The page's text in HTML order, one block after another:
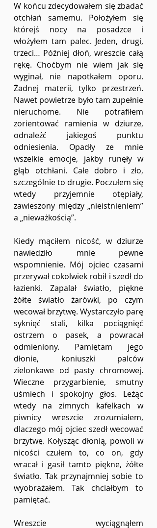
W końcu zdecydowałem się zbadać
otchłań samemu. Położyłem się
którejś nocy na posadzce i
włożyłem tam palec. Jeden, drugi,
trzeci… Później dłoń, wreszcie całą
rękę. Choćbym nie wiem jak się
wyginał, nie napotkałem oporu.
Żadnej materii, tylko przestrzeń.
Nawet powietrze było tam zupełnie
nieruchome. Nie potrafiłem
zorientować ramienia w dziurze,
odnaleźć jakiegoś punktu
odniesienia. Opadły ze mnie
wszelkie emocje, jakby runęły w
głąb otchłani. Całe dobro i zło,
szczególnie to drugie. Poczułem się
wtedy przyjemnie otępiały,
zawieszony między „nieistnieniem”
a „nieważkością”.
Kiedy mąciłem nicość, w dziurze
nawiedziło mnie pewne
wspomnienie. Mój ojciec czasami
przerywał cokolwiek robił i szedł do
łazienki. Zapalał światło, piękne
żółte światło żarówki, po czym
wecował brzytwę. Wystarczyło parę
syknięć stali, kilka pociągnięć
ostrzem o pasek, a powracał
odmieniony. Pamiętam jego
dłonie, koniuszki palców
zielonkawe od pasty chromowej.
Wieczne przygarbienie, smutny
uśmiech i spokojny głos. Leżąc
wtedy na zimnych kafelkach w
piwnicy wreszcie zrozumiałem,
dlaczego mój ojciec szedł wecować
brzytwę. Kołysząc dłonią, powoli w
nicości czułem to, co on, gdy
wracał i gasił tamto piękne, żółte
światło. Tak przynajmniej sobie to
wyobrażałem. Tak chciałbym to
pamiętać.
Wreszcie wyciągnąłem